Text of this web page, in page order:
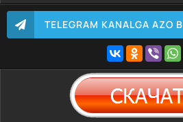
TELEGRAM KANALGA AZO